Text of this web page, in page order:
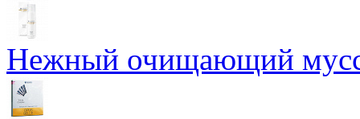
Нежный очищающий мусс